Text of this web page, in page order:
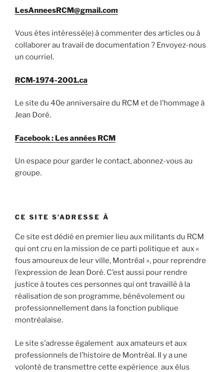
LesAnneesRCM@gmail.com
Vous êtes intéressé(e) à commenter des articles ou à
collaborer au travail de documentation ? Envoyez-nous
un courriel.
RCM-1974-2001.ca
Le site du 40e anniversaire du RCM et de l’hommage à
Jean Doré.
Facebook : Les années RCM
Un espace pour garder le contact, abonnez-vous au
groupe.
CE SITE S’ADRESSE À
Ce site est dédié en premier lieu aux militants du RCM
qui ont cru en la mission de ce parti politique et aux «
fous amoureux de leur ville, Montréal », pour reprendre
l’expression de Jean Doré. C’est aussi pour rendre
justice à toutes ces personnes qui ont travaillé à la
réalisation de son programme, bénévolement ou
professionnellement dans la fonction publique
montréalaise.
Le site s’adresse également aux amateurs et aux
professionnels de l’histoire de Montréal. Il y a une
volonté de transmettre cette expérience aux élus